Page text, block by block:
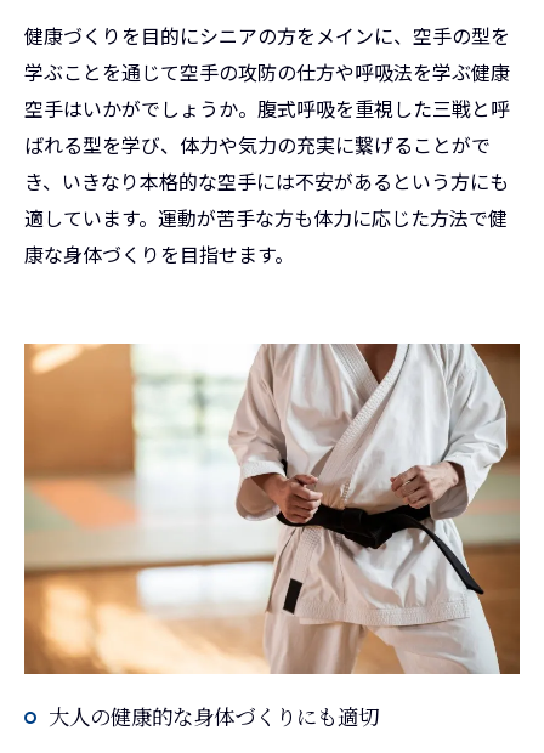
健康づくりを目的にシニアの方をメインに、空手の型を
学ぶことを通じて空手の攻防の仕方や呼吸法を学ぶ健康
空手はいかがでしょうか。腹式呼吸を重視した三戦と呼
ばれる型を学び、体力や気力の充実に繋げることがで
き、いきなり本格的な空手には不安があるという方にも
適しています。運動が苦手な方も体力に応じた方法で健
康な身体づくりを目指せます。
大人の健康的な身体づくりにも適切